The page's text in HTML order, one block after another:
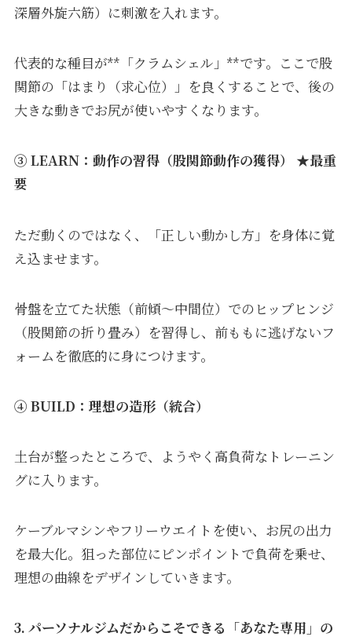
深層外旋六筋）に刺激を入れます。
代表的な種目が**「クラムシェル」**です。ここで股
関節の「はまり（求心位）」を良くすることで、後の
大きな動きでお尻が使いやすくなります。
③ LEARN：動作の習得（股関節動作の獲得） ★最重
要
ただ動くのではなく、「正しい動かし方」を身体に覚
え込ませます。
骨盤を立てた状態（前傾〜中間位）でのヒップヒンジ
（股関節の折り畳み）を習得し、前ももに逃げないフ
ォームを徹底的に身につけます。
④ BUILD：理想の造形（統合）
土台が整ったところで、ようやく高負荷なトレーニン
グに入ります。
ケーブルマシンやフリーウエイトを使い、お尻の出力
を最大化。狙った部位にピンポイントで負荷を乗せ、
理想の曲線をデザインしていきます。
3. パーソナルジムだからこそできる「あなた専用」の